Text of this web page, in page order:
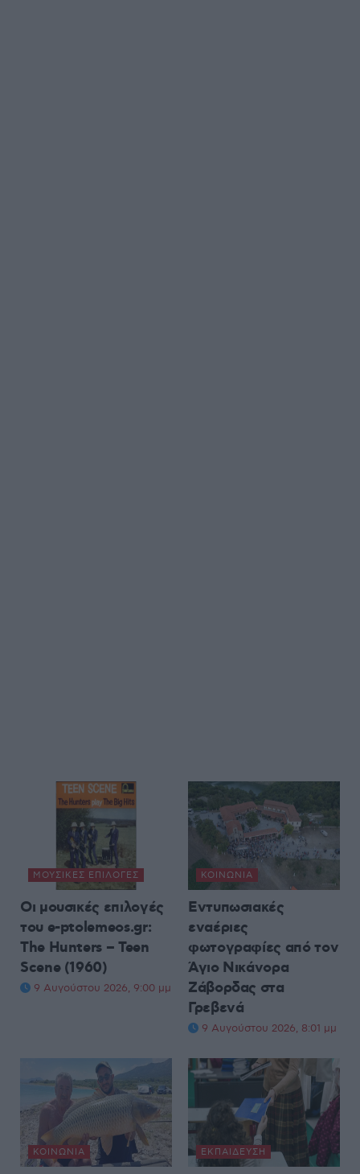
ΜΟΥΣΙΚΈΣ ΕΠΙΛΟΓΈΣ
Οι μουσικές επιλογές
του e-ptolemeos.gr:
The Hunters – Teen
Scene (1960)
9 Αυγούστου 2026, 9:00 μμ
ΚΟΙΝΩΝΊΑ
Εντυπωσιακές
εναέριες
φωτογραφίες από τον
Άγιο Νικάνορα
Ζάβορδας στα
Γρεβενά
9 Αυγούστου 2026, 8:01 μμ
ΚΟΙΝΩΝΊΑ ΕΚΠΑΊΔΕΥΣΗ